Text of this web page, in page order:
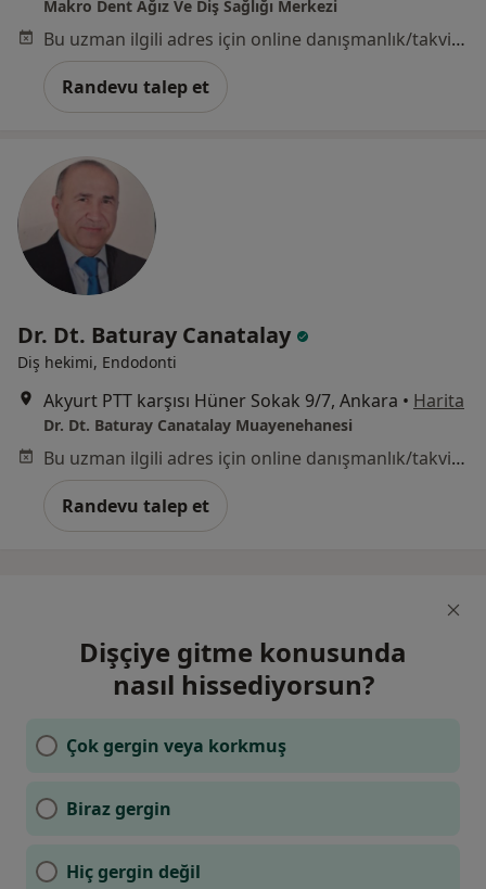
Makro Dent Ağız Ve Diş Sağlığı Merkezi
Bu uzman ilgili adres için online danışmanlık/takvim sunmuyor.
Randevu talep et
Dr. Dt. Baturay Canatalay
Diş hekimi, Endodonti
Akyurt PTT karşısı Hüner Sokak 9/7, Ankara • Harita
Dr. Dt. Baturay Canatalay Muayenehanesi
Bu uzman ilgili adres için online danışmanlık/takvim sunmuyor.
Randevu talep et
Dişçiye gitme konusunda
nasıl hissediyorsun?
Çok gergin veya korkmuş
Biraz gergin
Hiç gergin değil